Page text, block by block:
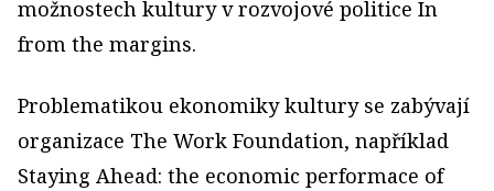
možnostech kultury v rozvojové politice In
from the margins.
Problematikou ekonomiky kultury se zabývají
organizace The Work Foundation, například
Staying Ahead: the economic performace of